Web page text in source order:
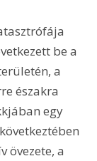
be a
a
északra
egy
övezete, a